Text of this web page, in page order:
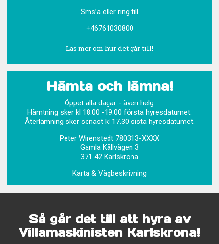
Sms’a eller ring till
+46761030800
Läs mer om hur det går till!
Hämta och lämna!
Öppet alla dagar - även helg.
Hämtning sker kl 18.00 -19.00 första hyresdatumet.
Återlämning sker senast kl 17.30 sista hyresdatumet.
Peter Wirenstedt 780313-XXXX
Gamla Källvägen 3
371 42 Karlskrona
Karta & Vägbeskrivning
Så går det till att hyra av
Villamaskinisten Karlskrona!